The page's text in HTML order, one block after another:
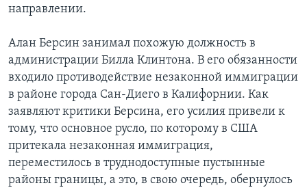
направлении.
Алан Берсин занимал похожую должность в
администрации Билла Клинтона. В его обязанности
входило противодействие незаконной иммиграции
в районе города Сан-Диего в Калифорнии. Как
заявляют критики Берсина, его усилия привели к
тому, что основное русло, по которому в США
притекала незаконная иммиграция,
переместилось в труднодоступные пустынные
районы границы, а это, в свою очередь, обернулось